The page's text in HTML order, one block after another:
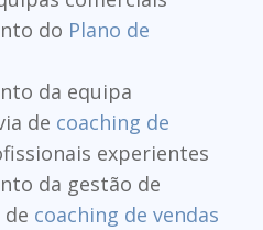
do Plano de
da equipa
de coaching de
experientes
da gestão de
coaching de vendas